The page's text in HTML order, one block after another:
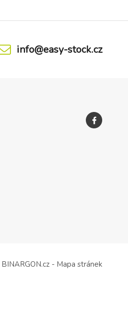
info@easy-stock.cz
BINARGON.cz - Mapa stránek